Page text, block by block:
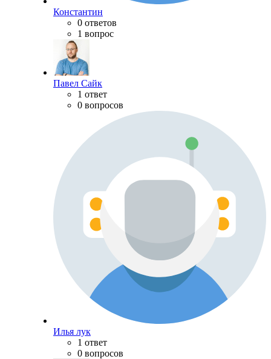
Константин
0 ответов
1 вопрос
Павел Сайк
1 ответ
0 вопросов
Илья лук
1 ответ
0 вопросов